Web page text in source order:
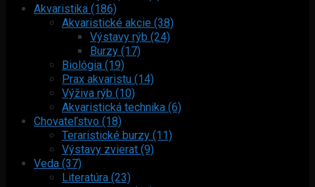
Akvaristika (186)
Akvaristické akcie (38)
Výstavy rýb (24)
Burzy (17)
Biológia (19)
Prax akvaristu (14)
Výživa rýb (10)
Akvaristická technika (6)
Chovateľstvo (18)
Teraristické burzy (11)
Výstavy zvierat (9)
Veda (37)
Literatúra (23)